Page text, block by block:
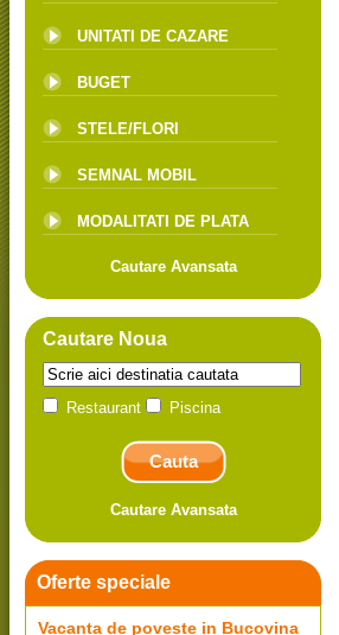
UNITATI DE CAZARE
BUGET
STELE/FLORI
SEMNAL MOBIL
MODALITATI DE PLATA
Cautare Avansata
Cautare Noua
Restaurant Piscina
Cautare Avansata
Oferte speciale
Vacanta de poveste in Bucovina